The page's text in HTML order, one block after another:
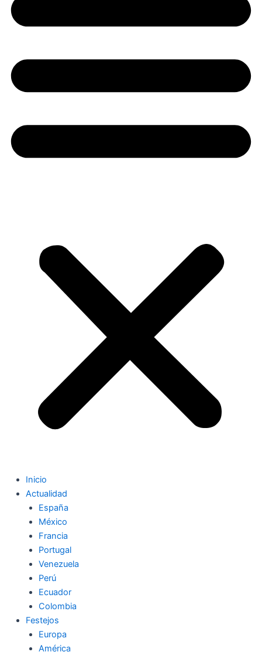
Inicio
Actualidad
España
México
Francia
Portugal
Venezuela
Perú
Ecuador
Colombia
Festejos
Europa
América